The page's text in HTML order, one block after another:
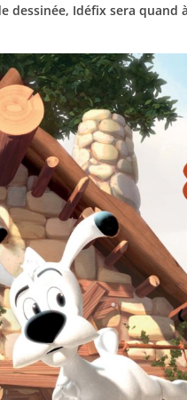
dessinée, Idéfix sera quand